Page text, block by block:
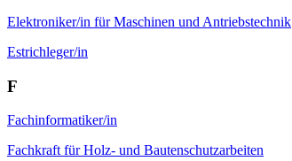
Elektroniker/in für Maschinen und Antrieb­stechnik
Estrichleger/in
F
Fachinformatiker/in
Fachkraft für Holz- und Bauten­schutz­arbeiten